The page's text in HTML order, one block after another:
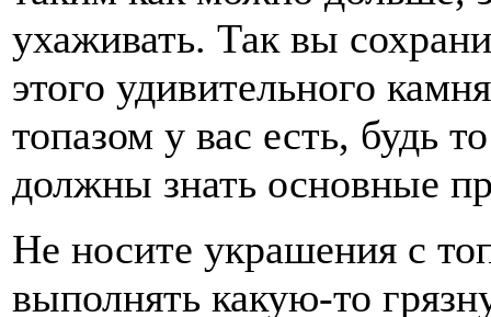
ухаживать. Так вы
этого удивительного
топазом у вас есть, будь
должны знать основные
Не носите украшения с
выполнять какую-то